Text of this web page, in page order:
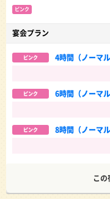
ピンク
宴会プラン
ピンク
4時間（ノーマ
ピンク
6時間（ノーマ
ピンク
8時間（ノーマ
こ